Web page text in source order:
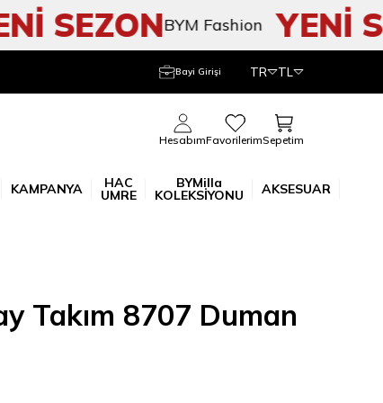
SEZONBYM Fashion YENİ
Bayi Girişi TR TL
HesabımFavorilerimSepetim
KAMPANYA HAC
UMRE
BYMilla
KOLEKSİYONU AKSESUAR
Takım 8707 Duman